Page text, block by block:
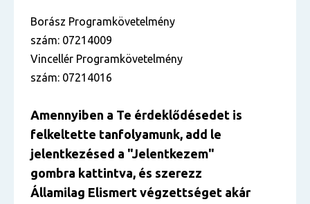
Borász Programkövetelmény
szám: 07214009
Vincellér Programkövetelmény
szám: 07214016
Amennyiben a Te érdeklődésedet is
felkeltette tanfolyamunk, add le
jelentkezésed a "Jelentkezem"
gombra kattintva, és szerezz
Államilag Elismert végzettséget akár